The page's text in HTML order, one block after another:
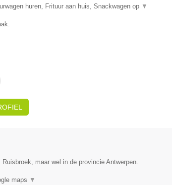
huren, Frituur aan huis, Snackwagen op ▼
maar wel in de provincie Antwerpen.
maps ▼